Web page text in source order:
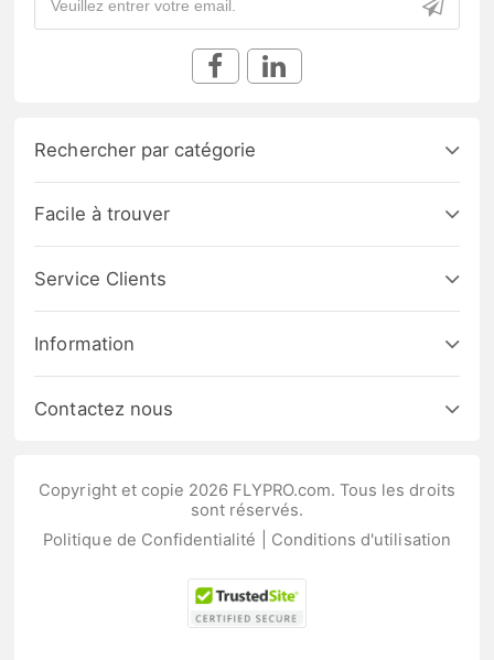
Rechercher par catégorie
Facile à trouver
Service Clients
Information
Contactez nous
Copyright et copie 2026 FLYPRO.com. Tous les droits
sont réservés.
Politique de Confidentialité
Conditions d'utilisation